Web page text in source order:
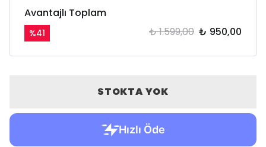
Avantajlı Toplam
%41 ₺ 1.599,00 ₺ 950,00
STOKTA YOK